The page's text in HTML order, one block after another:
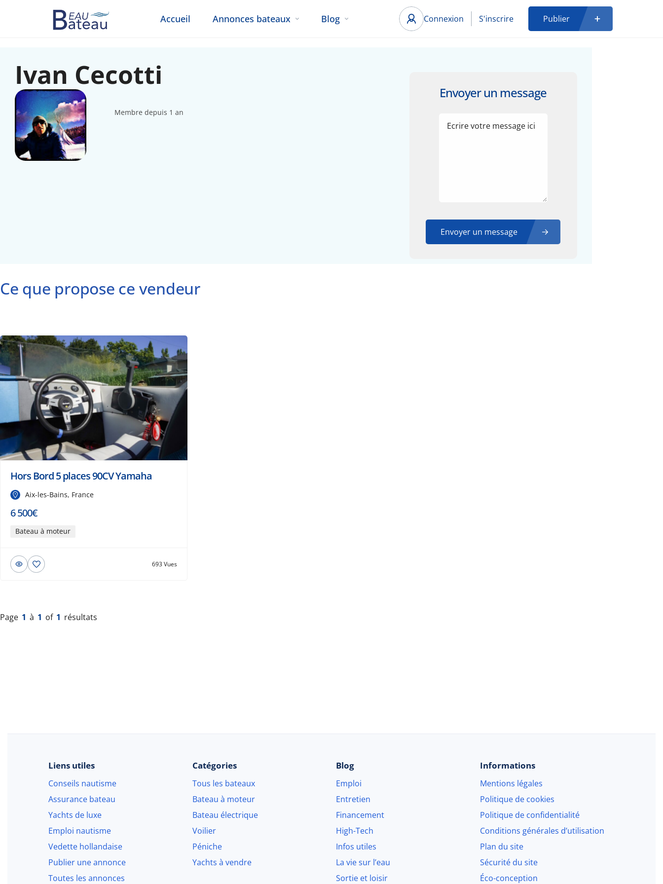
Accueil Annonces bateaux Blog Connexion S'inscrire Publier
Ivan Cecotti
Membre depuis 1 an
Envoyer un message
Envoyer un message
Ce que propose ce vendeur
Hors Bord 5 places 90CV Yamaha
Aix-les-Bains, France
6 500€
Bateau à moteur
693 Vues
Page 1 à 1 of 1 résultats
Liens utiles
Conseils nautisme
Assurance bateau
Yachts de luxe
Emploi nautisme
Vedette hollandaise
Publier une annonce
Toutes les annonces
Catégories
Tous les bateaux
Bateau à moteur
Bateau électrique
Voilier
Péniche
Yachts à vendre
Blog
Emploi
Entretien
Financement
High-Tech
Infos utiles
La vie sur l’eau
Sortie et loisir
Informations
Mentions légales
Politique de cookies
Politique de confidentialité
Conditions générales d’utilisation
Plan du site
Sécurité du site
Éco-conception